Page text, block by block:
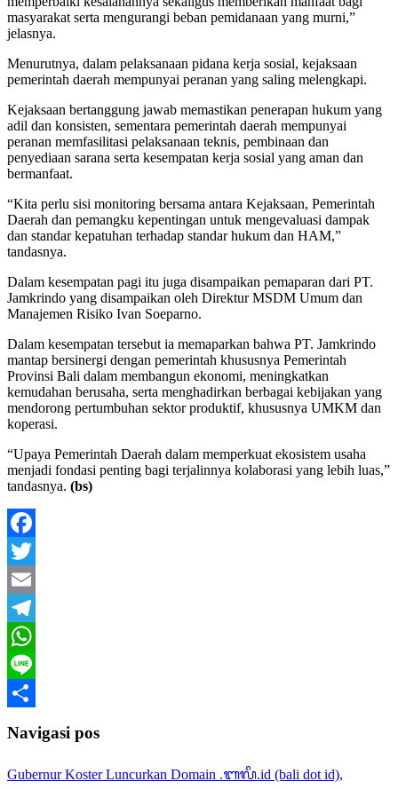
masyarakat serta mengurangi beban pemidanaan yang murni,”
jelasnya.
Menurutnya, dalam pelaksanaan pidana kerja sosial, kejaksaan
pemerintah daerah mempunyai peranan yang saling melengkapi.
Kejaksaan bertanggung jawab memastikan penerapan hukum yang
adil dan konsisten, sementara pemerintah daerah mempunyai
peranan memfasilitasi pelaksanaan teknis, pembinaan dan
penyediaan sarana serta kesempatan kerja sosial yang aman dan
bermanfaat.
“Kita perlu sisi monitoring bersama antara Kejaksaan, Pemerintah
Daerah dan pemangku kepentingan untuk mengevaluasi dampak
dan standar kepatuhan terhadap standar hukum dan HAM,”
tandasnya.
Dalam kesempatan pagi itu juga disampaikan pemaparan dari PT.
Jamkrindo yang disampaikan oleh Direktur MSDM Umum dan
Manajemen Risiko Ivan Soeparno.
Dalam kesempatan tersebut ia memaparkan bahwa PT. Jamkrindo
mantap bersinergi dengan pemerintah khususnya Pemerintah
Provinsi Bali dalam membangun ekonomi, meningkatkan
kemudahan berusaha, serta menghadirkan berbagai kebijakan yang
mendorong pertumbuhan sektor produktif, khususnya UMKM dan
koperasi.
“Upaya Pemerintah Daerah dalam memperkuat ekosistem usaha
menjadi fondasi penting bagi terjalinnya kolaborasi yang lebih luas,”
tandasnya. (bs)
Facebook
Twitter
Email
Telegram
WhatsApp
Line
Navigasi pos
Gubernur Koster Luncurkan Domain .ᬩᬮᬶ.id (bali dot id),